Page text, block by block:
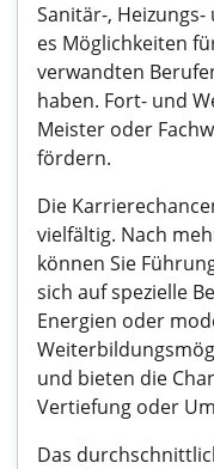
Sanitär-,
es Möglichkeiten
verwandten
haben. Fort- und
Meister oder
fördern.
Die
vielfältig. Nach
können Sie
sich auf spezielle
Energien oder
und bieten die
Vertiefung oder
Das